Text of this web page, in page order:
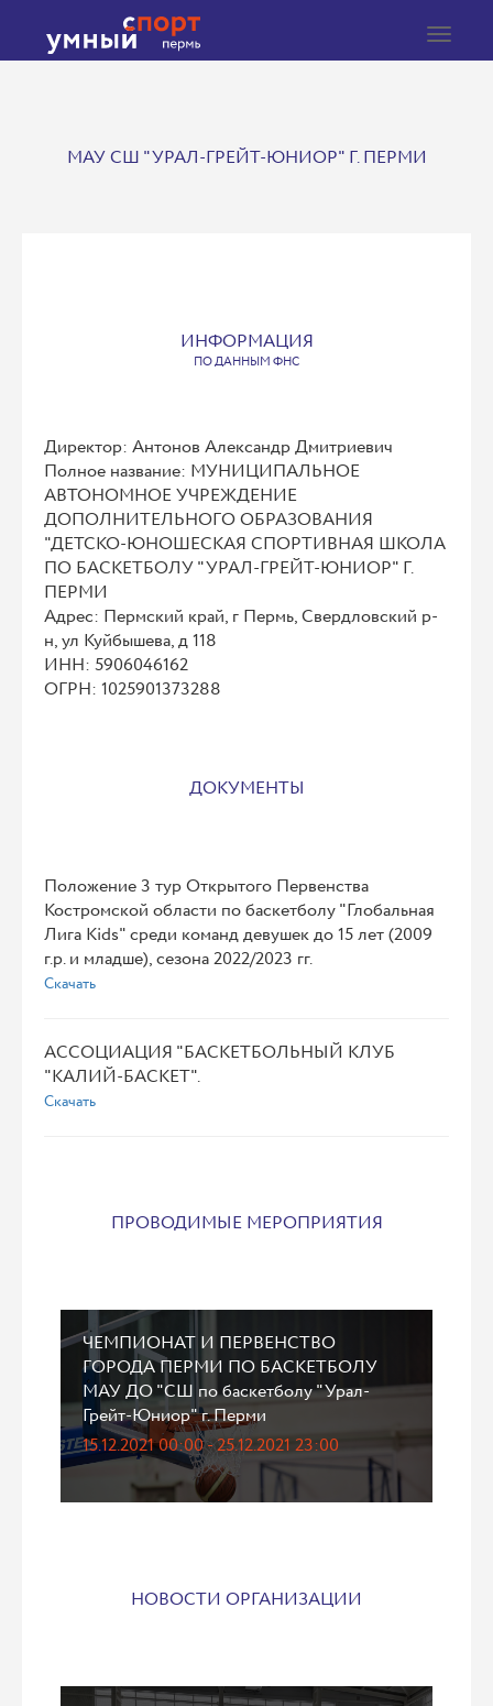
Toggle
МАУ СШ "УРАЛ-ГРЕЙТ-ЮНИОР" Г. ПЕРМИ
ИНФОРМАЦИЯ
ПО ДАННЫМ ФНС
Директор: Антонов Александр Дмитриевич
Полное название: МУНИЦИПАЛЬНОЕ
АВТОНОМНОЕ УЧРЕЖДЕНИЕ
ДОПОЛНИТЕЛЬНОГО ОБРАЗОВАНИЯ
"ДЕТСКО-ЮНОШЕСКАЯ СПОРТИВНАЯ ШКОЛА
ПО БАСКЕТБОЛУ "УРАЛ-ГРЕЙТ-ЮНИОР" Г.
ПЕРМИ
Адрес: Пермский край, г Пермь, Свердловский р-
н, ул Куйбышева, д 118
ИНН: 5906046162
ОГРН: 1025901373288
ДОКУМЕНТЫ
Положение 3 тур Открытого Первенства
Костромской области по баскетболу "Глобальная
Лига Kids" среди команд девушек до 15 лет (2009
г.р. и младше), сезона 2022/2023 гг.
Скачать
АССОЦИАЦИЯ "БАСКЕТБОЛЬНЫЙ КЛУБ
"КАЛИЙ-БАСКЕТ".
Скачать
ПРОВОДИМЫЕ МЕРОПРИЯТИЯ
ЧЕМПИОНАТ И ПЕРВЕНСТВО
ГОРОДА ПЕРМИ ПО БАСКЕТБОЛУ
МАУ ДО "СШ по баскетболу "Урал-
Грейт-Юниор" г. Перми
15.12.2021 00:00 - 25.12.2021 23:00
НОВОСТИ ОРГАНИЗАЦИИ